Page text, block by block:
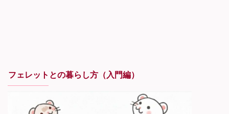
フェレットとの暮らし方（入門編）